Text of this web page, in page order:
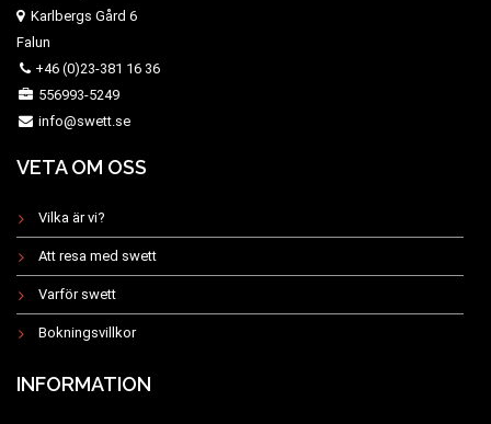
Karlbergs Gård 6
Falun
+46 (0)23-381 16 36
556993-5249
info@swett.se
VETA OM OSS
Vilka är vi?
Att resa med swett
Varför swett
Bokningsvillkor
INFORMATION